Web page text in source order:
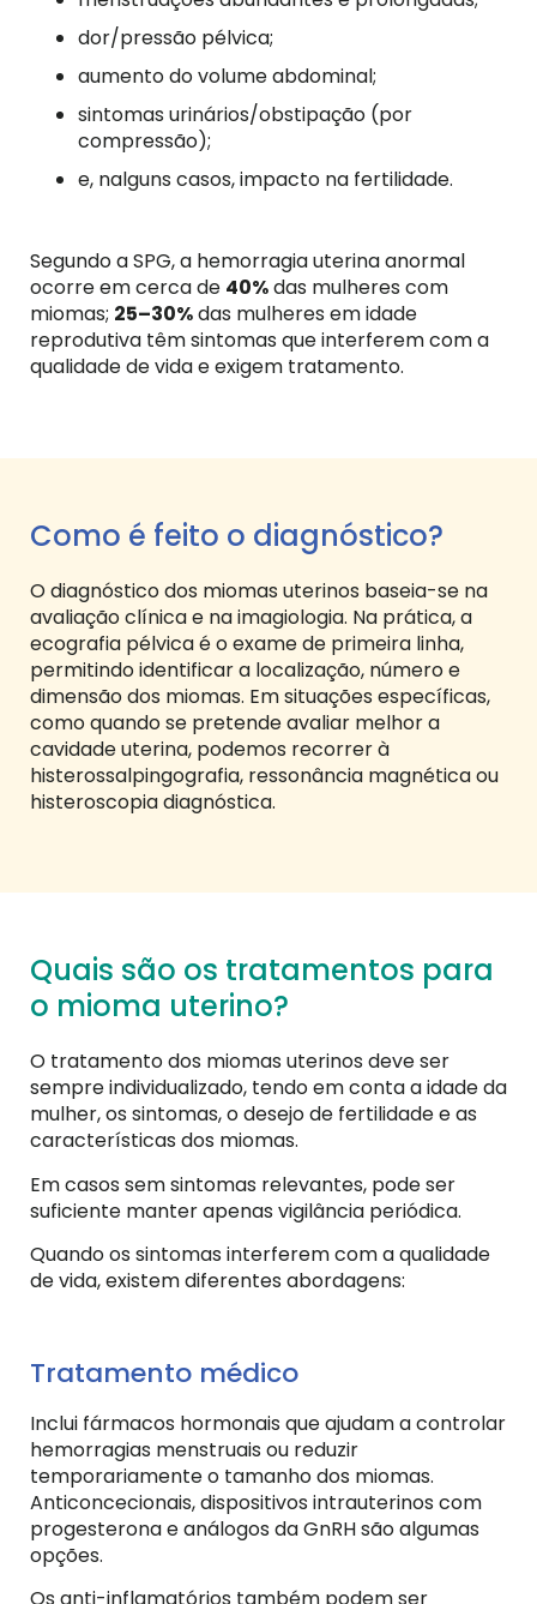
dor/pressão pélvica;
aumento do volume abdominal;
sintomas urinários/obstipação (por
compressão);
e, nalguns casos, impacto na fertilidade.
Segundo a SPG, a hemorragia uterina anormal
ocorre em cerca de 40%das mulheres com
miomas; 25–30%das mulheres em idade
reprodutiva têm sintomas que interferem com a
qualidade de vida e exigem tratamento.
Como é feito o diagnóstico?
O diagnóstico dos miomas uterinos baseia-se na
avaliação clínica e na imagiologia. Na prática, a
ecografia pélvica é o exame de primeira linha,
permitindo identificar a localização, número e
dimensão dos miomas. Em situações específicas,
como quando se pretende avaliar melhor a
cavidade uterina, podemos recorrer à
histerossalpingografia, ressonância magnética ou
histeroscopia diagnóstica.
Quais são os tratamentos para
o mioma uterino?
O tratamento dos miomas uterinos deve ser
sempre individualizado, tendo em conta a idade da
mulher, os sintomas, o desejo de fertilidade e as
características dos miomas.
Em casos sem sintomas relevantes, pode ser
suficiente manter apenas vigilância periódica.
Quando os sintomas interferem com a qualidade
de vida, existem diferentes abordagens:
Tratamento médico
Inclui fármacos hormonais que ajudam a controlar
hemorragias menstruais ou reduzir
temporariamente o tamanho dos miomas.
Anticoncecionais, dispositivos intrauterinos com
progesterona e análogos da GnRH são algumas
opções.